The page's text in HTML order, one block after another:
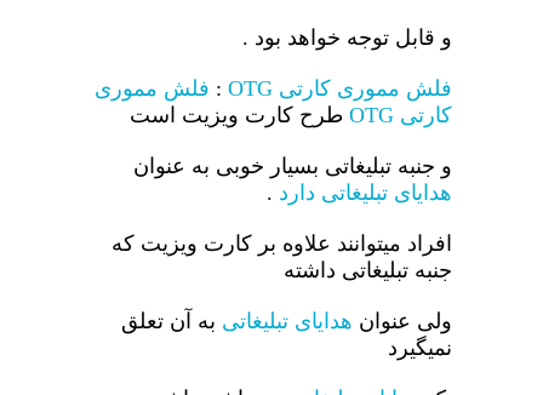
و قابل توجه خواهد بود .
فلش مموری کارتی OTG : فلش مموری
کارتی OTG
طرح کارت ویزیت است
و جنبه تبلیغاتی بسیار خوبی به عنوان
هدایای تبلیغاتی دارد .
افراد میتوانند علاوه بر کارت ویزیت که
جنبه تبلیغاتی داشته
ولی عنوان هدایای تبلیغاتی به آن تعلق
نمیگیرد